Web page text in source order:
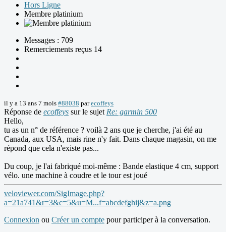
Hors Ligne
Membre platinium
Messages : 709
Remerciements reçus 14
il y a 13 ans 7 mois #88038 parecoffeys
Réponse de ecoffeys sur le sujet Re: garmin 500
Hello,
tu as un n° de référence ? voilà 2 ans que je cherche, j'ai été au
Canada, aux USA, mais rine n'y fait. Dans chaque magasin, on me
répond que cela n'existe pas...
Du coup, je l'ai fabriqué moi-même : Bande elastique 4 cm, support
vélo. une machine à coudre et le tour est joué
veloviewer.com/SigImage.php?
a=21a741&r=3&c=5&u=M...f=abcdefghij&z=a.png
Connexion ou Créer un compte pour participer à la conversation.